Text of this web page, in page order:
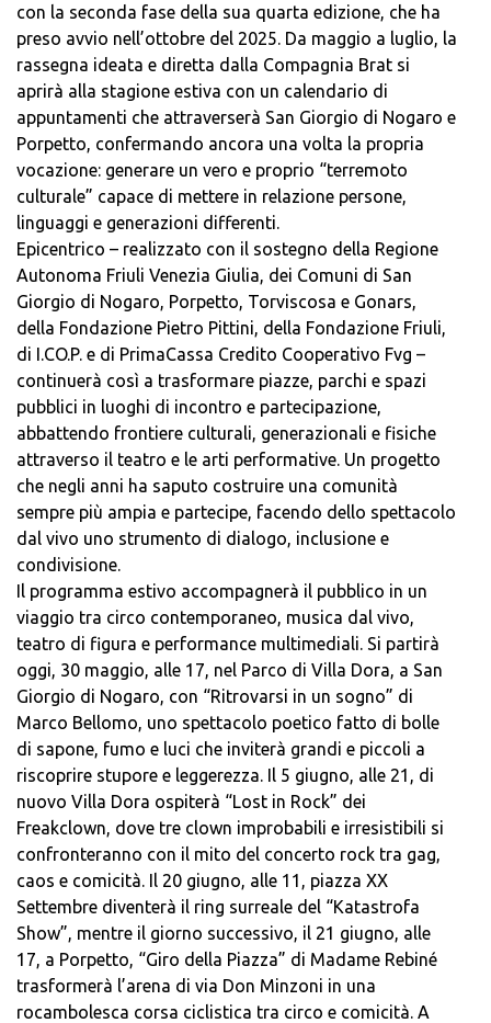
con la seconda fase della sua quarta edizione, che ha
preso avvio nell’ottobre del 2025. Da maggio a luglio, la
rassegna ideata e diretta dalla Compagnia Brat si
aprirà alla stagione estiva con un calendario di
appuntamenti che attraverserà San Giorgio di Nogaro e
Porpetto, confermando ancora una volta la propria
vocazione: generare un vero e proprio “terremoto
culturale” capace di mettere in relazione persone,
linguaggi e generazioni differenti.
Epicentrico – realizzato con il sostegno della Regione
Autonoma Friuli Venezia Giulia, dei Comuni di San
Giorgio di Nogaro, Porpetto, Torviscosa e Gonars,
della Fondazione Pietro Pittini, della Fondazione Friuli,
di I.CO.P. e di PrimaCassa Credito Cooperativo Fvg –
continuerà così a trasformare piazze, parchi e spazi
pubblici in luoghi di incontro e partecipazione,
abbattendo frontiere culturali, generazionali e fisiche
attraverso il teatro e le arti performative. Un progetto
che negli anni ha saputo costruire una comunità
sempre più ampia e partecipe, facendo dello spettacolo
dal vivo uno strumento di dialogo, inclusione e
condivisione.
Il programma estivo accompagnerà il pubblico in un
viaggio tra circo contemporaneo, musica dal vivo,
teatro di figura e performance multimediali. Si partirà
oggi, 30 maggio, alle 17, nel Parco di Villa Dora, a San
Giorgio di Nogaro, con “Ritrovarsi in un sogno” di
Marco Bellomo, uno spettacolo poetico fatto di bolle
di sapone, fumo e luci che inviterà grandi e piccoli a
riscoprire stupore e leggerezza. Il 5 giugno, alle 21, di
nuovo Villa Dora ospiterà “Lost in Rock” dei
Freakclown, dove tre clown improbabili e irresistibili si
confronteranno con il mito del concerto rock tra gag,
caos e comicità. Il 20 giugno, alle 11, piazza XX
Settembre diventerà il ring surreale del “Katastrofa
Show”, mentre il giorno successivo, il 21 giugno, alle
17, a Porpetto, “Giro della Piazza” di Madame Rebiné
trasformerà l’arena di via Don Minzoni in una
rocambolesca corsa ciclistica tra circo e comicità. A